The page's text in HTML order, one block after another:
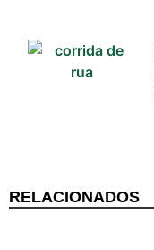
Tábua da Maré
RELACIONADOS